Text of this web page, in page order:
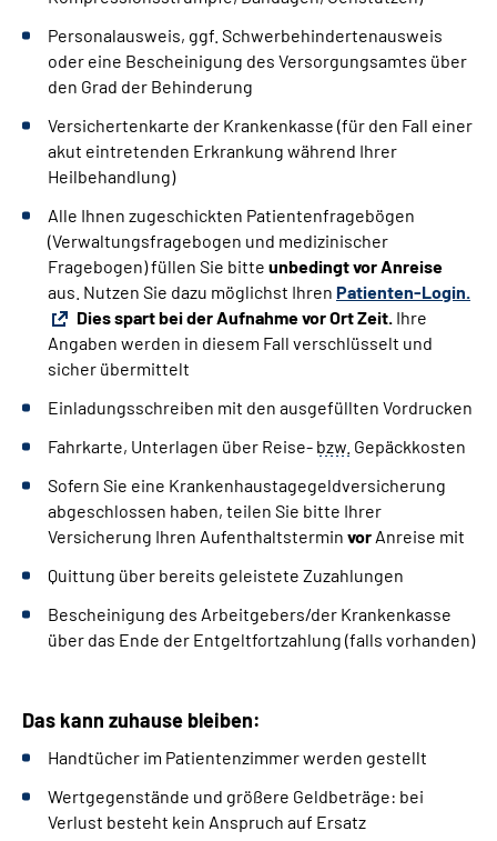
Personalausweis, ggf. Schwerbehindertenausweis
oder eine Bescheinigung des Versorgungsamtes über
den Grad der Behinderung
Versichertenkarte der Krankenkasse (für den Fall einer
akut eintretenden Erkrankung während Ihrer
Heilbehandlung)
Alle Ihnen zugeschickten Patientenfragebögen
(Verwaltungsfragebogen und medizinischer
Fragebogen) füllen Sie bitte unbedingtvor Anreise
aus. Nutzen Sie dazu möglichst Ihren Patienten-Login.
Dies spart bei der Aufnahme vor Ort Zeit. Ihre
Angaben werden in diesem Fall verschlüsselt und
sicher übermittelt
Einladungsschreiben mit den ausgefüllten Vordrucken
Fahrkarte, Unterlagen über Reise- bzw. Gepäckkosten
Sofern Sie eine Krankenhaustagegeldversicherung
abgeschlossen haben, teilen Sie bitte Ihrer
Versicherung Ihren Aufenthaltstermin vor Anreise mit
Quittung über bereits geleistete Zuzahlungen
Bescheinigung des Arbeitgebers/der Krankenkasse
über das Ende der Entgeltfortzahlung (falls vorhanden)
Das kann zuhause bleiben:
Handtücher im Patientenzimmer werden gestellt
Wertgegenstände und größere Geldbeträge: bei
Verlust besteht kein Anspruch auf Ersatz